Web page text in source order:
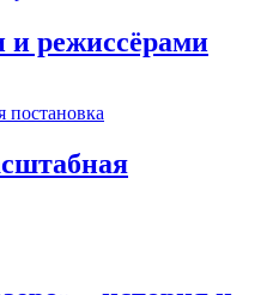
и режиссёрами